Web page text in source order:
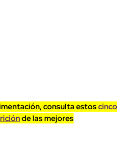
consulta estoscinco
de las mejores